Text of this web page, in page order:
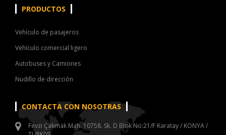
PRODUCTOS
Vehículo de pasajeros
Vehículo comercial ligero
Autobuses y Camiones
Nudillo de dirección
CONTACTA CON NOSOTRAS
Fevzi Çakmak Mah. 10758. Sk. D Blok No:21/F Karatay / KONYA /